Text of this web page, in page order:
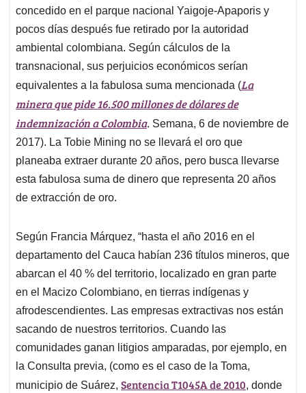
concedido en el parque nacional Yaigoje-Apaporis y
pocos días después fue retirado por la autoridad
ambiental colombiana. Según cálculos de la
transnacional, sus perjuicios económicos serían
equivalentes a la fabulosa suma mencionada (La
minera que pide 16.500 millones de dólares de
indemnización a Colombia. Semana, 6 de noviembre de
2017). La Tobie Mining no se llevará el oro que
planeaba extraer durante 20 años, pero busca llevarse
esta fabulosa suma de dinero que representa 20 años
de extracción de oro.
Según Francia Márquez, “hasta el año 2016 en el
departamento del Cauca habían 236 títulos mineros, que
abarcan el 40 % del territorio, localizado en gran parte
en el Macizo Colombiano, en tierras indígenas y
afrodescendientes. Las empresas extractivas nos están
sacando de nuestros territorios. Cuando las
comunidades ganan litigios amparadas, por ejemplo, en
la Consulta previa, (como es el caso de la Toma,
municipio de Suárez, Sentencia T1045A de 2010, donde